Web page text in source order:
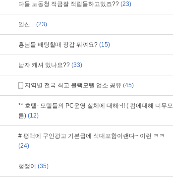
다들 노동청 적금잘 적립들하고있죠?? (23)
일산... (23)
횽님들 배팅칠때 장갑 뭐껴요? (15)
남자 캐셔 있나요?? (33)
지역별 전국 최고 블랙모텔 업소 공유 (45)
** 호텔- 모텔들의 PC운영 실체에 대해~!! ( 컴에대해 너무모
름) (12)
# 평택에 구인광고 기본급에 식대포함이랜다~ 이런 ㅋㅋ
(24)
뻥쟁이 (35)